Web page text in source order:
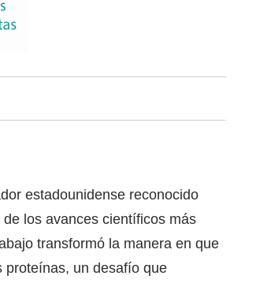
estadounidense reconocido
de los avances científicos más
transformó la manera en que
proteínas, un desafío que